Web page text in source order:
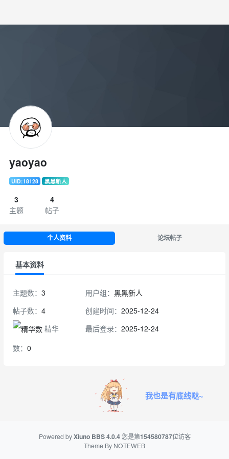
yaoyao
UID:18128 黑黑新人
3
主题
4
帖子
个人资料 论坛帖子
基本资料
主题数： 3
帖子数： 4
精华
数： 0
用户组：黑黑新人
创建时间：2025-12-24
最后登录：2025-12-24
我也是有底线哒~
Powered byXiuno BBS4.0.4 您是第154580787位访客
Theme By NOTEWEB